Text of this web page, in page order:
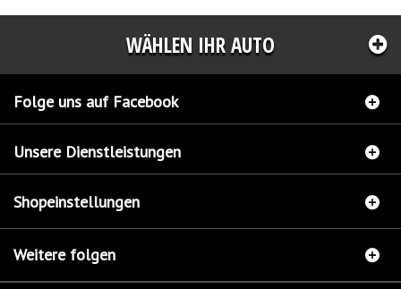
WÄHLEN IHR AUTO
Folge uns auf Facebook
Unsere Dienstleistungen
Shopeinstellungen
Weitere folgen